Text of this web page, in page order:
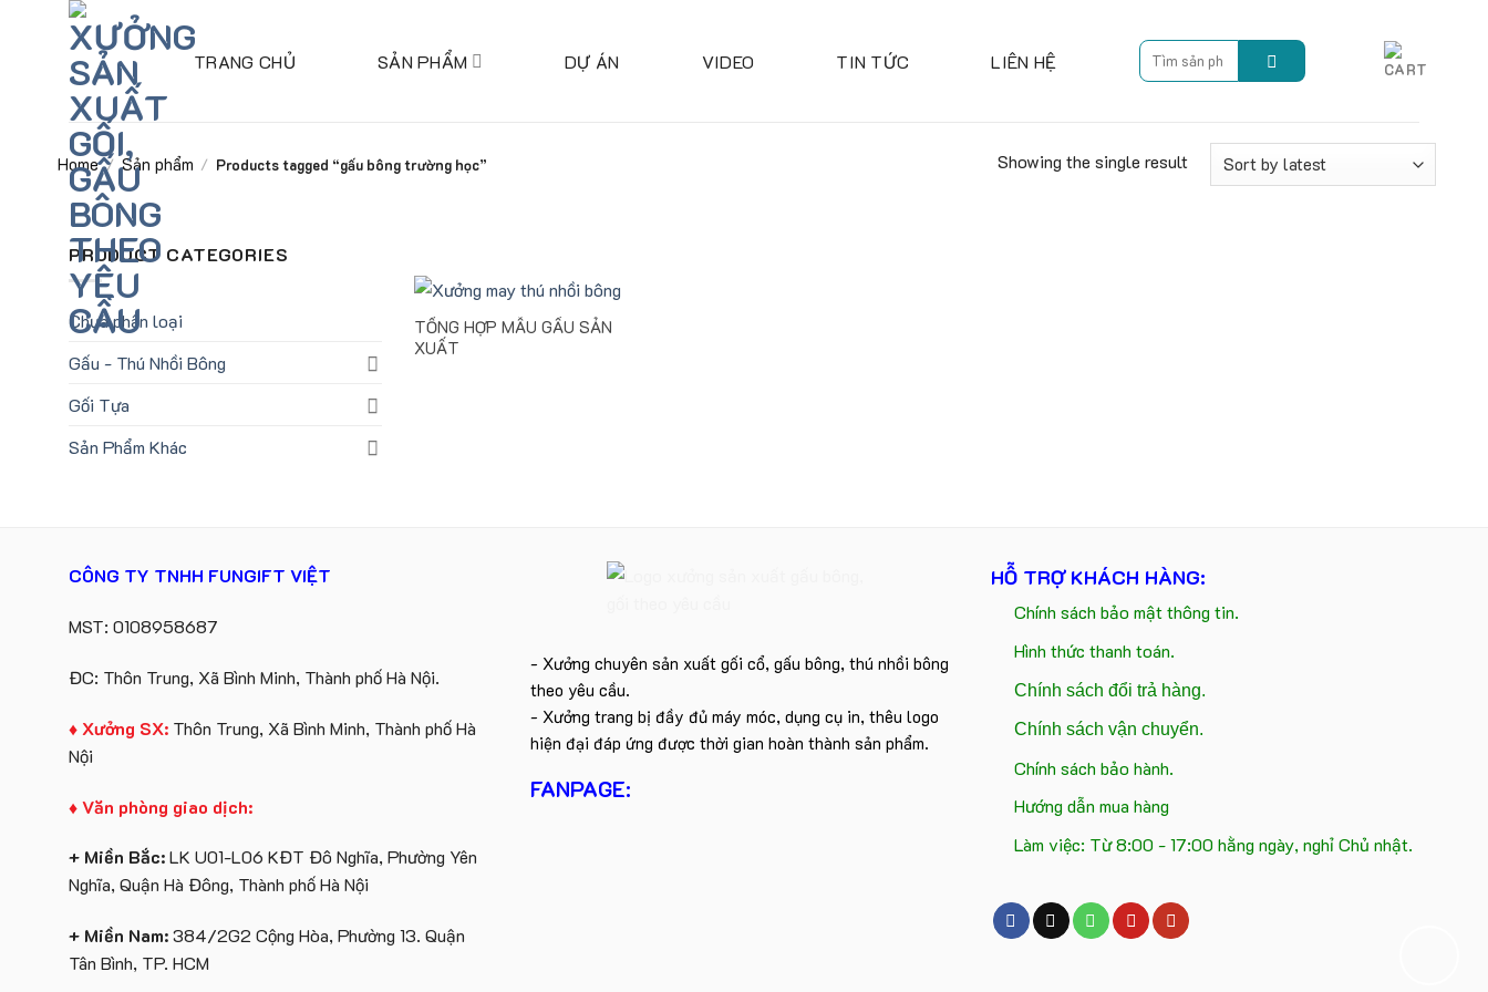
TRANG CHỦ SẢN PHẨM DỰ ÁN VIDEO TIN TỨC LIÊN HỆ
Search
for:
Home / Sản phẩm / Products tagged “gấu bông trường học” Showing the single result
PRODUCT CATEGORIES
Chưa phân loại
Gấu - Thú Nhồi Bông
Gối Tựa
Sản Phẩm Khác
TỔNG HỢP MẪU GẤU SẢN
XUẤT
CÔNG TY TNHH FUNGIFT VIỆT
MST: 0108958687
ĐC: Thôn Trung, Xã Bình Minh, Thành phố Hà Nội.
♦ Xưởng SX: Thôn Trung, Xã Bình Minh, Thành phố Hà
Nội
♦ Văn phòng giao dịch:
+ Miền Bắc:LK U01-L06 KĐT Đô Nghĩa, Phường Yên
Nghĩa, Quận Hà Đông, Thành phố Hà Nội
+ Miền Nam:384/2G2 Cộng Hòa, Phường 13. Quận
Tân Bình, TP. HCM
- Xưởng chuyên sản xuất gối cổ, gấu bông, thú nhồi bông
theo yêu cầu.
- Xưởng trang bị đầy đủ máy móc, dụng cụ in, thêu logo
hiện đại đáp ứng được thời gian hoàn thành sản phẩm.
FANPAGE:
HỖ TRỢ KHÁCH HÀNG:
Chính sách bảo mật thông tin.
Hình thức thanh toán.
Chính sách đổi trả hàng.
Chính sách vận chuyển.
Chính sách bảo hành.
Hướng dẫn mua hàng
Làm việc: Từ 8:00 - 17:00 hằng ngày, nghỉ Chủ nhật.